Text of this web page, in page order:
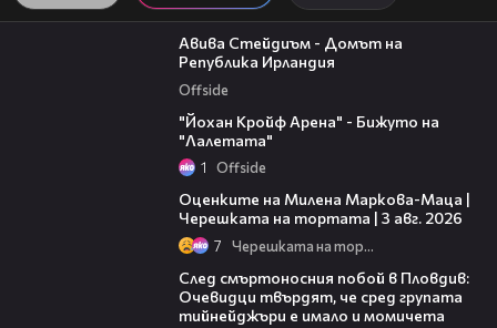
01:18
Авива Стейдиъм - Домът на
Република Ирландия
Оffside
"Йохан Кройф Арена" - Бижуто на
"Лалетата"
1 Оffside
Оценките на Милена Маркова-Маца |
Черешката на тортата | 3 авг. 2026
7 Черешката на тортата
След смъртоносния побой в Пловдив:
Очевидци твърдят, че сред групата
тийнейджъри е имало и момичета